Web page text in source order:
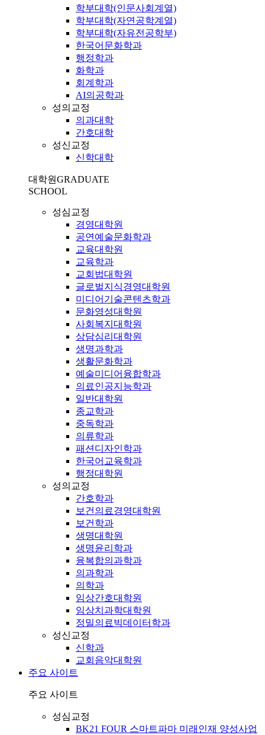
학부대학(인문사회계열)
학부대학(자연공학계열)
학부대학(자유전공학부)
한국어문화학과
행정학과
화학과
회계학과
AI의공학과
성의교정
의과대학
간호대학
성신교정
신학대학
대학원GRADUATE
SCHOOL
성심교정
경영대학원
공연예술문화학과
교육대학원
교육학과
교회법대학원
글로벌지식경영대학원
미디어기술콘텐츠학과
문화영성대학원
사회복지대학원
상담심리대학원
생명과학과
생활문화학과
예술미디어융합학과
의료인공지능학과
일반대학원
종교학과
중독학과
의류학과
패션디자인학과
한국어교육학과
행정대학원
성의교정
간호학과
보건의료경영대학원
보건학과
생명대학원
생명윤리학과
융복합의과학과
의과학과
의학과
임상간호대학원
임상치과학대학원
정밀의료빅데이터학과
성신교정
신학과
교회음악대학원
주요 사이트
주요 사이트
성심교정
BK21 FOUR 스마트파마 미래인재 양성사업